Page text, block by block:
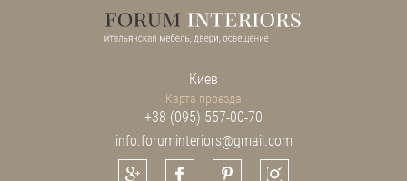
Киев
Карта проезда
+38 (095) 557-00-70
info.foruminteriors@gmail.com